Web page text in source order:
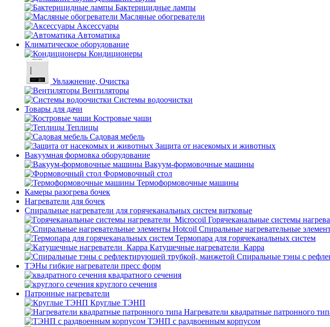
Бактерицидные лампы
Масляные обогреватели
Аксессуары
Автоматика
Климатическое оборудование
Кондиционеры
Увлажнение, Очистка
Вентиляторы
Системы водоочистки
Товары для дачи
Костровые чаши
Теплицы
Садовая мебель
Защита от насекомых и животных
Вакуумная формовка оборудование
Вакуум-формовочные машины
Формовочный стол
Термоформовочные машины
Камеры разогрева бочек
Нагреватели для бочек
Спиральные нагреватели для горячеканальных систем витковые
Горячеканальные системы
Спиральные нагревательные
Термопара для горячеканальных систем
Катушечные нагреватели_Карра
Спиральные тэны с
ТЭНы гибкие нагреватели пресс форм
квадратного сечения
круглого сечения
Патронные нагреватели
Круглые ТЭНП
Нагреватели квадратные патронного
ТЭНП с раздвоенным корпусом